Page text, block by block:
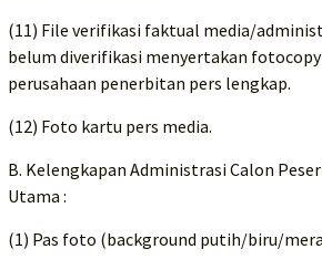
(11) File verifikasi faktual media/
belum diverifikasi menyertakan
perusahaan penerbitan pers lengkap.
(12) Foto kartu pers media.
B. Kelengkapan Administrasi Calon
Utama :
(1) Pas foto (background putih/biru/